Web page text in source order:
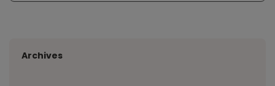
Archives